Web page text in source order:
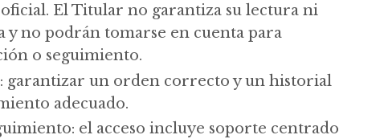
El Titular no garantiza su lectura ni
y no podrán tomarse en cuenta para
o seguimiento.
garantizar un orden correcto y un historial
adecuado.
el acceso incluye soporte centrado